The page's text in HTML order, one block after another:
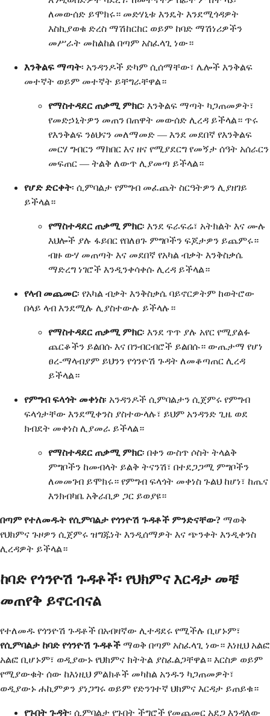
ለመውሰድ ይሞክሩ። መድሃኒቱ እንዴት እንደሚጎዳዎት
እስኪያወቁ ድረስ ማሽከርከር ወይም ከባድ ማሽነሪዎችን
መሥራት መከልከል በጣም አስፈላጊ ነው።
እንቅልፍ ማጣት፡ አንዳንዶች ድካም ሲሰማቸው፣ ሌሎች እንቅልፍ
መተኛት ወይም መተኛት ይቸግራቸዋል።
የማስተዳደር ጠቃሚ ምክር፡ እንቅልፍ ማጣት ካጋጠመዎት፣
የመድኃኒትዎን መጠን በጠዋት መውሰድ ሊረዳ ይችላል። ጥሩ
የእንቅልፍ ንፅህናን መለማመድ — እንደ መደበኛ የእንቅልፍ
መርሃ ግብርን ማክበር እና ዘና የሚያደርግ የመኝታ ሰዓት አሰራርን
መፍጠር — ትልቅ ለውጥ ሊያመጣ ይችላል።
የሆድ ድርቀት፡ ሲምባልታ የምግብ መፈጨት ስርዓትዎን ሊያዘገይ
ይችላል።
የማስተዳደር ጠቃሚ ምክር፡ እንደ ፍራፍሬ፣ አትክልት እና ሙሉ
እህሎች ያሉ ፋይበር የበለፀጉ ምግቦችን ፍጆታዎን ይጨምሩ።
ብዙ ውሃ መጠጣት እና መደበኛ የአካል ብቃት እንቅስቃሴ
ማድረግ ነገሮች እንዲንቀሳቀሱ ሊረዳ ይችላል።
የላብ መጨመር፡ የአካል ብቃት እንቅስቃሴ ባይኖርዎትም ከወትሮው
በላይ ላብ እንደሚሉ ሊያስተውሉ ይችላሉ።
የማስተዳደር ጠቃሚ ምክር፡ እንደ ጥጥ ያሉ አየር የሚያልፉ
ጨርቆችን ይልበሱ እና በንብርብሮች ይልበሱ። ውጤታማ የሆነ
ፀረ-ማላብያም ይህንን የጎንዮሽ ጉዳት ለመቆጣጠር ሊረዳ
ይችላል።
የምግብ ፍላጎት መቀነስ፡ አንዳንዶች ሲምባልታን ሲጀምሩ የምግብ
ፍላጎታቸው እንደሚቀንስ ያስተውላሉ፣ ይህም አንዳንድ ጊዜ ወደ
ክብደት መቀነስ ሊያመራ ይችላል።
የማስተዳደር ጠቃሚ ምክር፡ በቀን ውስጥ ሶስት ትላልቅ
ምግቦችን ከመብላት ይልቅ ትናንሽ፣ በተደጋጋሚ ምግቦችን
ለመመገብ ይሞክሩ። የምግብ ፍላጎት መቀነስ ጉልህ ከሆነ፣ ከጤና
እንክብካቤ አቅራቢዎ ጋር ይወያዩ።
በጣም የተለመዱት የሲምባልታ የጎንዮሽ ጉዳቶች ምንድናቸው? ማወቅ
የህክምና ጉዞዎን ሲጀምሩ ዝግጁነት እንዲሰማዎት እና ጭንቀት እንዲቀንስ
ሊረዳዎት ይችላል።
ከባድ የጎንዮሽ ጉዳቶች፡ የህክምና እርዳታ መቼ
መጠየቅ ይኖርብናል
የተለመዱ የጎንዮሽ ጉዳቶች በአብዛኛው ሊተዳደሩ የሚችሉ ቢሆኑም፣
የሲምባልታ ከባድ የጎንዮሽ ጉዳቶች ማወቅ በጣም አስፈላጊ ነው። እነዚህ አልፎ
አልፎ ቢሆኑም፣ ወዲያውኑ የህክምና ክትትል ያስፈልጋቸዋል። እርስዎ ወይም
የሚያውቁት ሰው ከእነዚህ ምልክቶች መካከል አንዱን ካጋጠመዎት፣
ወዲያውኑ ሐኪምዎን ያነጋግሩ ወይም የድንገተኛ ህክምና እርዳታ ይጠይቁ።
የጉበት ጉዳት፡ ሲምባልታ የጉበት ችግሮች የመጨመር አደጋ እንዳለው